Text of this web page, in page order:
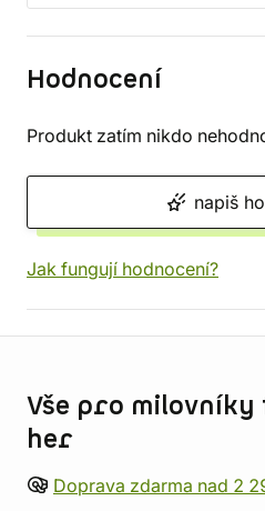
Hodnocení
Produkt zatím nikdo
napiš
Jak fungují hodnocení?
Vše pro
her
Doprava zdarma nad 2